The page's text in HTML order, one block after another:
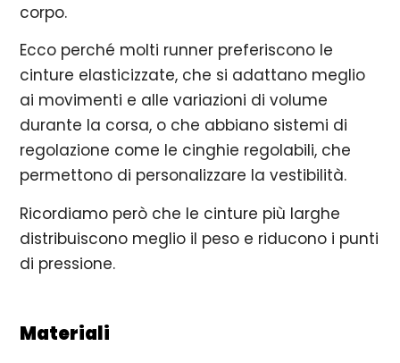
corpo.
Ecco perché molti runner preferiscono le
cinture elasticizzate, che si adattano meglio
ai movimenti e alle variazioni di volume
durante la corsa, o che abbiano sistemi di
regolazione come le cinghie regolabili, che
permettono di personalizzare la vestibilità.
Ricordiamo però che le cinture più larghe
distribuiscono meglio il peso e riducono i punti
di pressione.
Materiali